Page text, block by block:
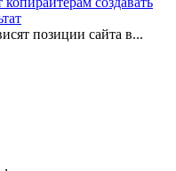
позиции сайта в...